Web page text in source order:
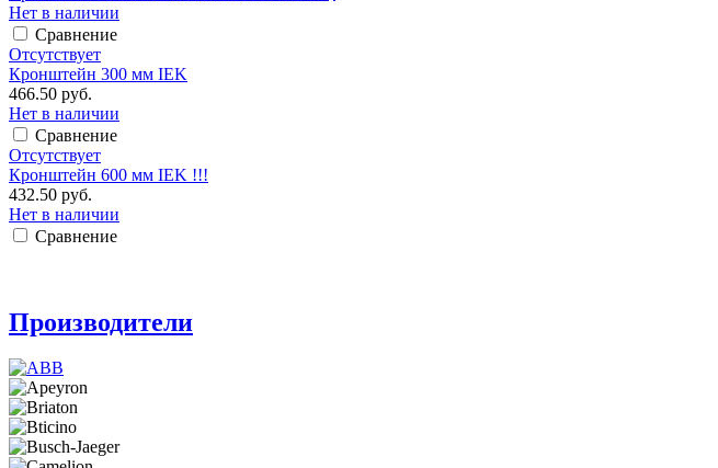
Нет в наличии
Сравнение
Отсутствует
Кронштейн 300 мм IEK
466.50 руб.
Нет в наличии
Сравнение
Отсутствует
Кронштейн 600 мм IEK !!!
432.50 руб.
Нет в наличии
Сравнение
Производители